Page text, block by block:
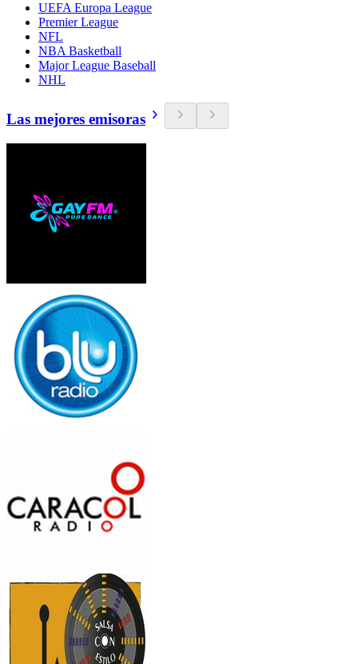
UEFA Europa League
Premier League
NFL
NBA Basketball
Major League Baseball
NHL
Las mejores emisoras